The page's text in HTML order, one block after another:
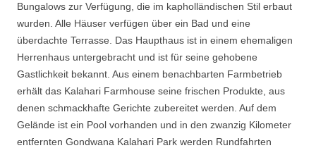
Bungalows zur Verfügung, die im kapholländischen Stil erbaut
wurden. Alle Häuser verfügen über ein Bad und eine
überdachte Terrasse. Das Haupthaus ist in einem ehemaligen
Herrenhaus untergebracht und ist für seine gehobene
Gastlichkeit bekannt. Aus einem benachbarten Farmbetrieb
erhält das Kalahari Farmhouse seine frischen Produkte, aus
denen schmackhafte Gerichte zubereitet werden. Auf dem
Gelände ist ein Pool vorhanden und in den zwanzig Kilometer
entfernten Gondwana Kalahari Park werden Rundfahrten